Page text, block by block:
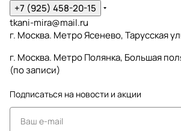
+7 (925) 458-20-15
tkani-mira@mail.ru
г. Москва. Метро Ясенево, Тарусская
г. Москва. Метро Полянка, Большая
(по записи)
Подписаться на новости и акции